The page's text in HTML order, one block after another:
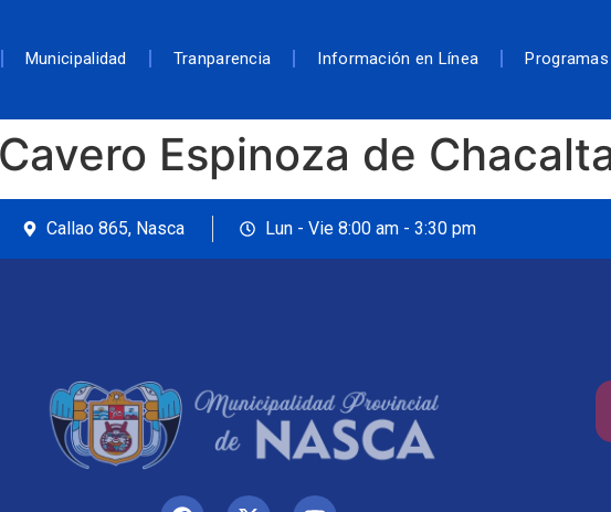
Municipalidad Tranparencia Información en Línea Programas
Espinoza de
Callao 865, Nasca Lun - Vie 8:00 am - 3:30 pm